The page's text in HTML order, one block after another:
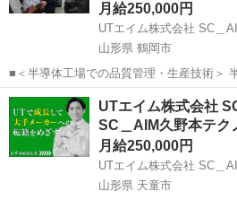
月給250,000円
山形県 鶴岡市
■＜半導体工場での品質管理・生産技術＞ 半導体製造工程における流
動管理 製造ラインの歩留まり改善や 品質
ストをおこないます 製品の品質を一定水準に保つために 製造工程全体
でテスト・分析をおこない...
山形 鶴岡市 その他
UTエイム株式会社
SC＿AIM久野本テ
月給250,000円
山形県 天童市